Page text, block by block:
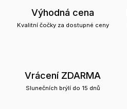
Výhodná cena
Kvalitní čočky za dostupné ceny
Vrácení ZDARMA
Slunečních brýlí do 15 dnů